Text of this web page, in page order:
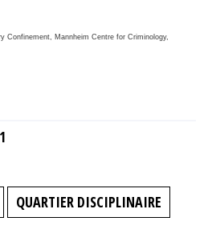
Confinement, Mannheim Centre for Criminology,
QUARTIER DISCIPLINAIRE